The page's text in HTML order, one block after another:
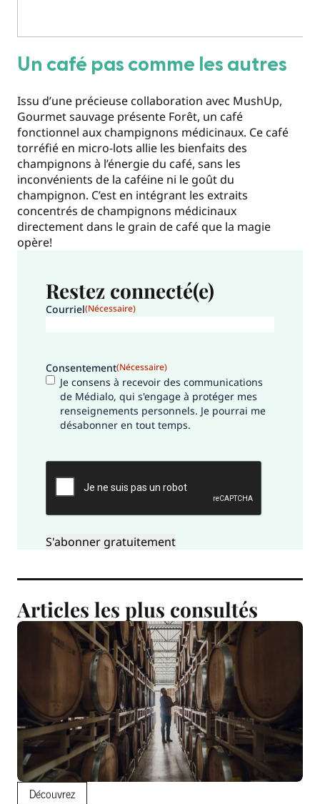
Un café pas comme les autres
Issu d’une précieuse collaboration avec MushUp,
Gourmet sauvage présente Forêt, un café
fonctionnel aux champignons médicinaux. Ce café
torréfié en micro-lots allie les bienfaits des
champignons à l’énergie du café, sans les
inconvénients de la caféine ni le goût du
champignon. C’est en intégrant les extraits
concentrés de champignons médicinaux
directement dans le grain de café que la magie
opère!
Restez connecté(e)
Courriel(Nécessaire)
Consentement(Nécessaire)
Je consens à recevoir des communications
de Médialo, qui s'engage à protéger mes
renseignements personnels. Je pourrai me
désabonner en tout temps.
CAPTCHA
Articles les plus consultés
Découvrez